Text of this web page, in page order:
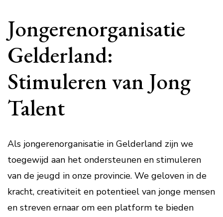
Jongerenorganisatie
Gelderland:
Stimuleren van Jong
Talent
Als jongerenorganisatie in Gelderland zijn we
toegewijd aan het ondersteunen en stimuleren
van de jeugd in onze provincie. We geloven in de
kracht, creativiteit en potentieel van jonge mensen
en streven ernaar om een platform te bieden